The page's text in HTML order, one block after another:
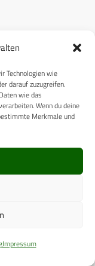
Technologien wie
darauf zuzugreifen.
wie das
Wenn du deine
Merkmale und
Impressum